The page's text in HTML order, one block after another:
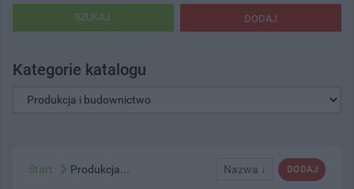
DODAJ
SZUKAJ
Kategorie katalogu
DODAJ
Nazwa ↓
Start Produkcja...